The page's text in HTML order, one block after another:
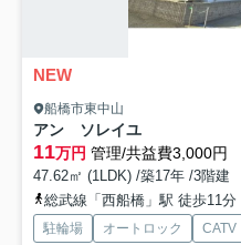
NEW
船橋市東中山
アン ソレイユ
11万円 管理/共益費3,000円
47.62㎡ (1LDK) /築17年 /3階建
総武線「西船橋」駅 徒歩11分
駐輪場 オートロック CATV